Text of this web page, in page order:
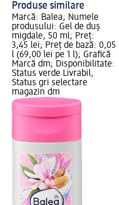
Produse similare
Marcă: Balea; Numele
produsului: Gel de duș
migdale, 50 ml; Preț:
3,45 lei; Preț de bază: 0,05
l (69,00 lei pe 1 l); Grafică
Marcă dm; Disponibilitate:
Status verde Livrabil,
Status gri selectare
magazin dm